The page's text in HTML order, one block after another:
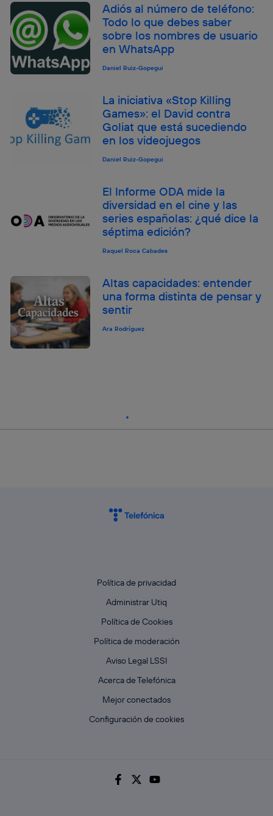
Adiós al número de teléfono:
Todo lo que debes saber
sobre los nombres de usuario
en WhatsApp
Daniel Ruiz-Gopegui
La iniciativa «Stop Killing
Games»: el David contra
Goliat que está sucediendo
en los videojuegos
Daniel Ruiz-Gopegui
El Informe ODA mide la
diversidad en el cine y las
series españolas: ¿qué dice la
séptima edición?
Raquel Roca Cabades
Altas capacidades: entender
una forma distinta de pensar y
sentir
Ara Rodríguez
Política de privacidad
Administrar Utiq
Política de Cookies
Política de moderación
Aviso Legal LSSI
Acerca de Telefónica
Mejor conectados
Configuración de cookies